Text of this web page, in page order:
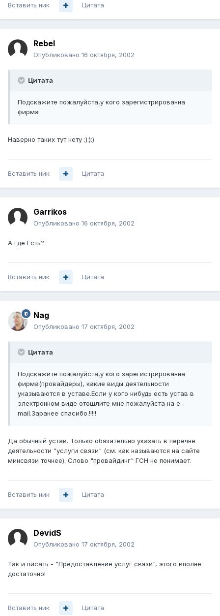
Вставить ник Цитата
Rebel
Опубликовано 16 октября, 2002
Цитата
Подскажите пожалуйста,у кого зарегистрированна
фирма
Наверно таких тут нету :):):)
Вставить ник Цитата
Garrikos
Опубликовано 16 октября, 2002
А где Есть?
Вставить ник Цитата
Nag
Опубликовано 17 октября, 2002
Цитата
Подскажите пожалуйста,у кого зарегистрированна
фирма(провайдеры), какие виды деятельности
указываются в уставе.Если у кого нибудь есть устав в
электронном виде отошлите мне пожалуйста на e-
mail.Заранее спасибо.!!!!!
Да обычный устав. Только обязательно указать в перечне
деятельности "услуги связи" (см. как называются на сайте
минсвязи точнее). Слово "провайдинг" ГСН не понимает.
Вставить ник Цитата
DevidS
Опубликовано 17 октября, 2002
Так и писать - "Предоставление услуг связи", этого вполне
достаточно!
Вставить ник Цитата